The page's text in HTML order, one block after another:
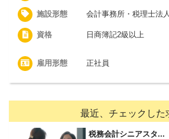
施設形態 会計事務所・税理士法人
資格 日商簿記2級以上
雇用形態 正社員
最近、チェックした
税務会計シニアスタ...